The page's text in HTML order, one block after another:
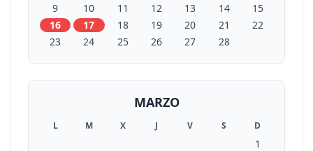
9
10 11 12 13 14
15
16
17 18 19 20 21
22
23
24 25 26 27 28
MARZO
L M X J V S D
1